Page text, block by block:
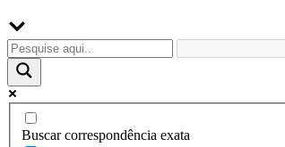
Buscar correspondência exata